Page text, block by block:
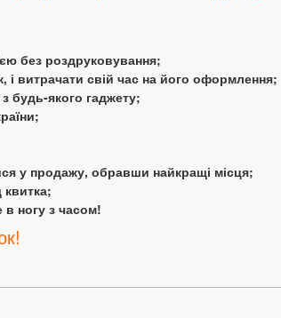
без роздруковування;
і витрачати свій час на його оформлення;
будь-якого гаджету;
у продажу, обравши найкращі місця;
в ногу з часом!